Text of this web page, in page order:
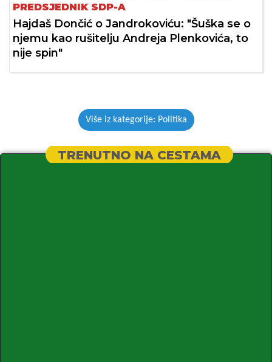
PREDSJEDNIK SDP-A
Hajdaš Dončić o Jandrokoviću: "Šuška se o
njemu kao rušitelju Andreja Plenkovića, to
nije spin"
Više iz kategorije: Politika
TRENUTNO NA CESTAMA